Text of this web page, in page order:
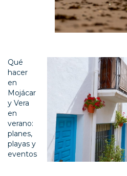
Qué
hacer
en
Mojácar
y Vera
en
verano:
planes,
playas y
eventos